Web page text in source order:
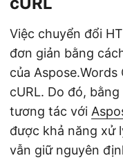
Việc chuyển đổi
đơn giản bằng
của
cURL. Do đó,
tương tác với
được khả năng xử
vẫn giữ nguyên